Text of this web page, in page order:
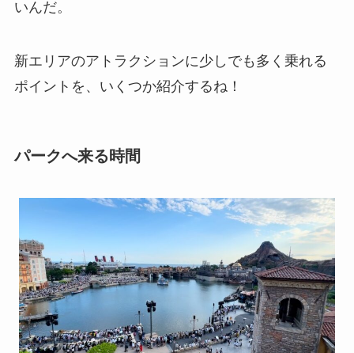
いんだ。
新エリアのアトラクションに少しでも多く乗れる
ポイントを、いくつか紹介するね！
パークへ来る時間